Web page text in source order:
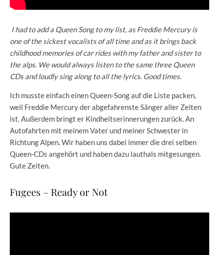
I had to add a Queen Song to my list, as Freddie Mercury is
one of the sickest vocalists of all time and as it brings back
childhood memories of car rides with my father and sister to
the alps. We would always listen to the same three Queen
CDs and loudly sing along to all the lyrics. Good times.
Ich musste einfach einen Queen-Song auf die Liste packen,
weil Freddie Mercury der abgefahrenste Sänger aller Zeiten
ist. Außerdem bringt er Kindheitserinnerungen zurück. An
Autofahrten mit meinem Vater und meiner Schwester in
Richtung Alpen. Wir haben uns dabei immer die drei selben
Queen-CDs angehört und haben dazu lauthals mitgesungen.
Gute Zeiten.
Fugees – Ready or Not